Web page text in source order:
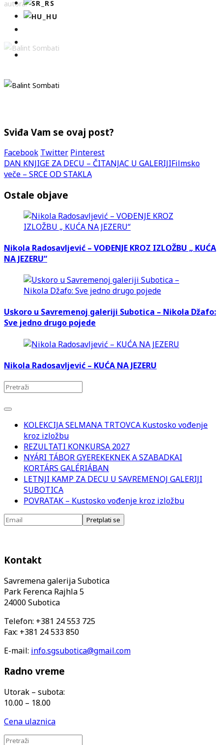
autora.
Sviđa Vam se ovaj post?
Facebook Twitter Pinterest
DAN KNJIGE ZA DECU – ČITANJAC U GALERIJIFilmsko
veče – SRCE OD STAKLA
Ostale objave
Nikola Radosavljević – VOĐENJE KROZ IZLOŽBU „ KUĆA
NA JEZERU“
Uskoro u Savremenoj galeriji Subotica – Nikola Džafo:
Sve jedno drugo pojede
Nikola Radosavljević – KUĆA NA JEZERU
KOLEKCIJA SELMANA TRTOVCA Kustosko vođenje
kroz izložbu
REZULTATI KONKURSA 2027
NYÁRI TÁBOR GYEREKEKNEK A SZABADKAI
KORTÁRS GALÉRIÁBAN
LETNJI KAMP ZA DECU U SAVREMENOJ GALERIJI
SUBOTICA
POVRATAK – Kustosko vođenje kroz izložbu
Kontakt
Savremena galerija Subotica
Park Ferenca Rajhla 5
24000 Subotica
Telefon: +381 24 553 725
Fax: +381 24 533 850
E-mail: info.sgsubotica@gmail.com
Radno vreme
Utorak – subota:
10.00 – 18.00
Cena ulaznica